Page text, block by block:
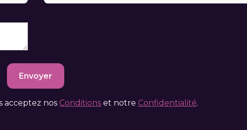
acceptez nos Conditionset notre Confidentialité.